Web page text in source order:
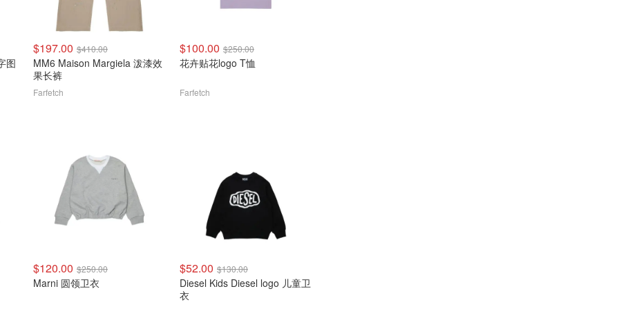
图
$197.00 $410.00
MM6 Maison Margiela 泼漆效
果长裤
Farfetch
$100.00 $250.00
花卉贴花logo T恤
Farfetch
$120.00 $250.00
Marni 圆领卫衣
$52.00 $130.00
Diesel Kids Diesel logo 儿童卫
衣